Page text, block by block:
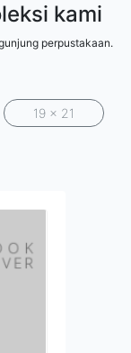
kami
perpustakaan.
19 x 21